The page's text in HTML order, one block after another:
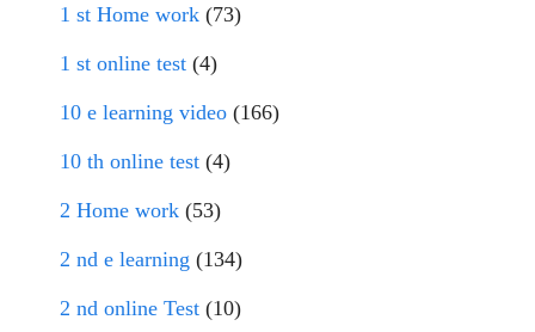
1 st Home work (73)
1 st online test (4)
10 e learning video (166)
10 th online test (4)
2 Home work (53)
2 nd e learning (134)
2 nd online Test (10)